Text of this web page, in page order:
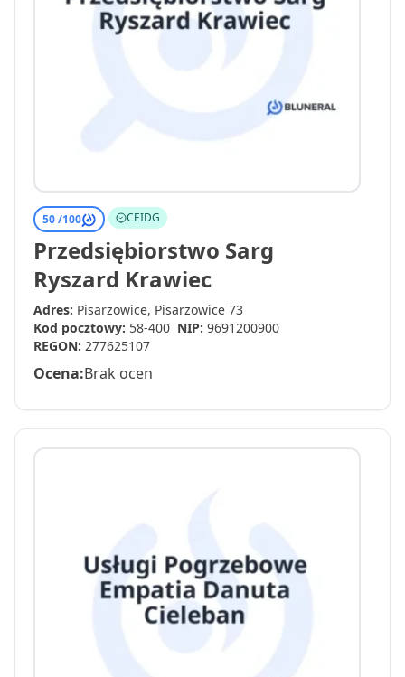
50 /100 CEIDG
Przedsiębiorstwo Sarg
Ryszard Krawiec
Adres: Pisarzowice, Pisarzowice 73
Kod pocztowy: 58-400 NIP: 9691200900
REGON: 277625107
Ocena:Brak ocen